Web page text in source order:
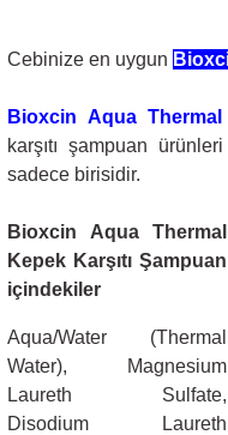
Cebinize en uygun
Bioxcin Aqua Thermal
karşıtı şampuan
sadece birisidir.
Bioxcin Aqua Thermal
Kepek Karşıtı Şampuan
içindekiler
Aqua/Water (Thermal
Water), Magnesium
Laureth Sulfate,
Disodium Laureth